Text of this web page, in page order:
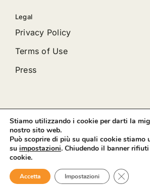
Legal
Privacy Policy
Terms of Use
Press
© 2012 - 2026 •Avadais aWebsite
eCommerce
• All Rights
ThemeFusion
Stiamo utilizzando i cookie per darti la
nostro sito web.
Può scoprire di più su quali cookie stiamo
su impostazioni. Chiudendo il banner
cookie.
Accetta Impostazioni Close